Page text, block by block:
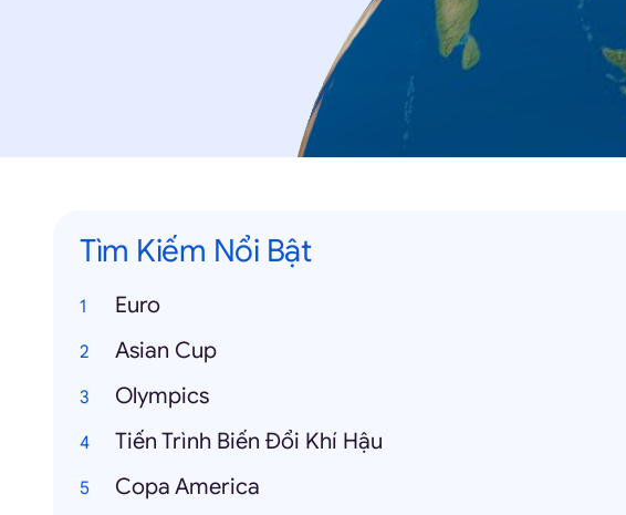
Tìm Kiếm Nổi Bật
Euro
Asian Cup
Olympics
Tiến Trình Biến Đổi Khí Hậu
Copa America